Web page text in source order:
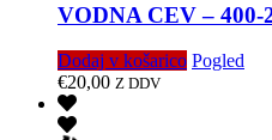
VODNA CEV – 400-
Dodaj v košarico Pogled
€20,00 Z DDV